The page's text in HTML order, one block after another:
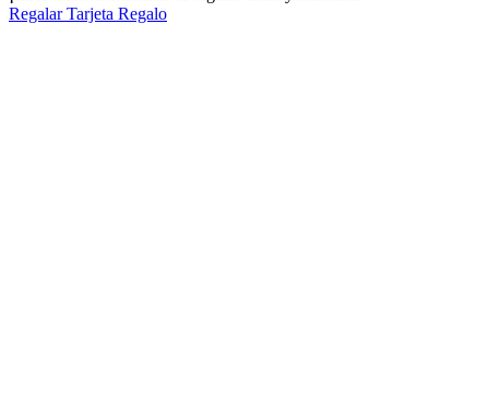
Regalar Tarjeta Regalo